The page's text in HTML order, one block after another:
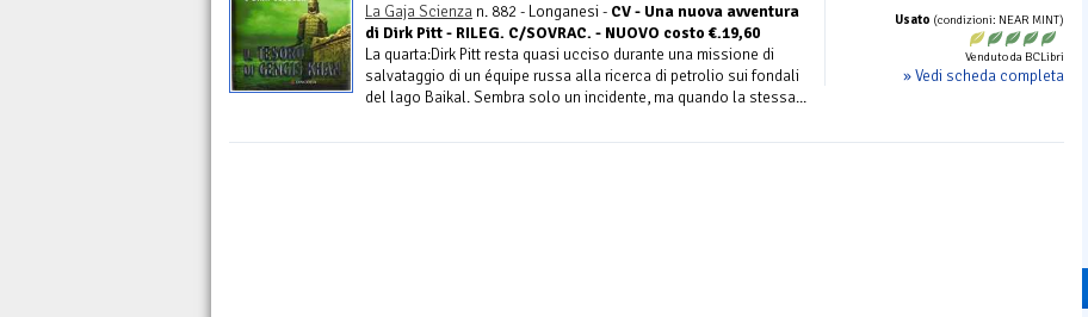
Usato (condizioni: NEAR MINT)
Venduto da BCLibri
» Vedi scheda completa
La Gaja Scienza n. 882 - Longanesi - CV - Una nuova avventura
di Dirk Pitt - RILEG. C/SOVRAC. - NUOVO costo €.19,60
La quarta:Dirk Pitt resta quasi ucciso durante una missione di
salvataggio di un équipe russa alla ricerca di petrolio sui fondali
del lago Baikal. Sembra solo un incidente, ma quando la stessa...